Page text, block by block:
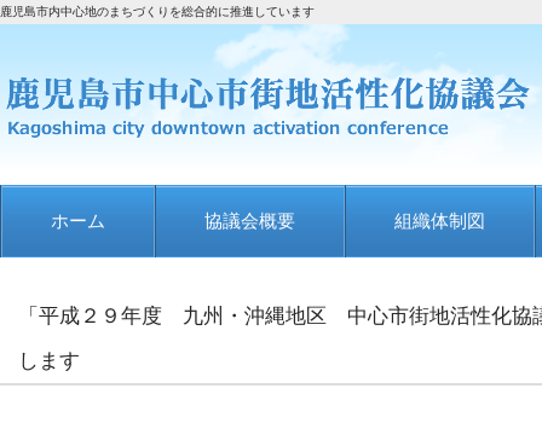
鹿児島市内中心地のまちづくりを総合的に推進しています
ホーム 協議会概要 組織体制図
「平成２９年度 九州・沖縄地区 中心市街地活性化
します